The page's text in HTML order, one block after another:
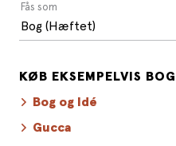
Fås som
Bog (Hæftet)
KØB EKSEMPELVIS
Bog og Idé
Gucca